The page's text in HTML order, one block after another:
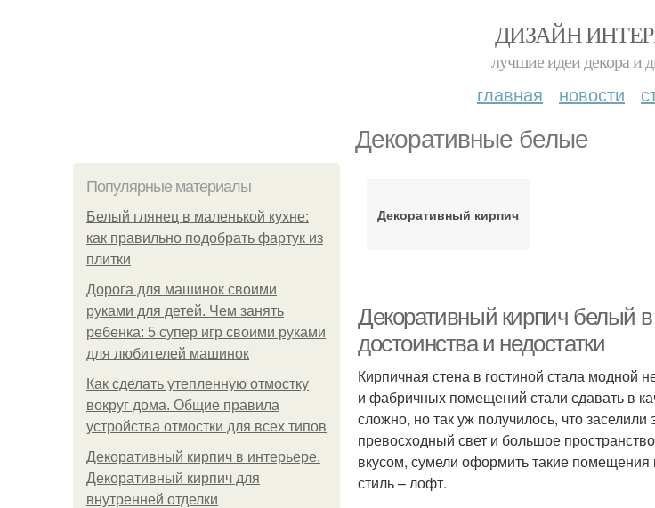
ДИЗАЙН
лучшие идеи декора и
главная новости
Декоративные белые
Популярные материалы
Белый глянец в маленькой кухне:
как правильно подобрать фартук из
плитки
Дорога для машинок своими
руками для детей. Чем занять
ребенка: 5 супер игр своими руками
для любителей машинок
Как сделать утепленную отмостку
вокруг дома. Общие правила
устройства отмостки для всех типов
Декоративный кирпич в интерьере.
Декоративный кирпич для
внутренней отделки
Декоративный кирпич
Декоративный кирпич белый
достоинства и недостатки
Кирпичная стена в гостиной стала модной
и фабричных помещений стали сдавать в
сложно, но так уж получилось, что
превосходный свет и большое
вкусом, сумели оформить такие помещения
стиль – лофт.